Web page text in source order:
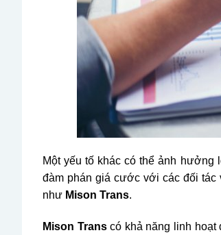
Một yếu tố khác có thể ảnh hưởng
đàm phán giá cước với các đối tác
như Mison Trans.
Mison Transcó khả năng linh hoạt